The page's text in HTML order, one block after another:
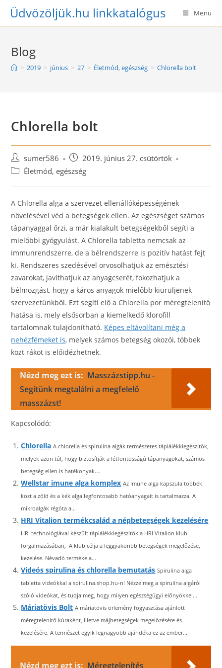
SkipÜdvözöljük.hu linkkatalógus Menu
Blog
> 2019 > június > 27 > Életmód, egészség > Chlorella bolt
Chlorella bolt
Post
author:
sumer586
Post
published:
2019. június 27. csütörtök
PostÉletmód, egészség
A Chlorella alga a szervezet ellenállóképességének
növelésével véd a betegségek ellen. Az egészséget számos
tápanyaggal őrzi, a már kialakult betegségekből segíti a
mielőbbi gyógyulást. A Chlorella tabletta nemcsak az
immunrendszerre, de a bélrendszerre is pozitív hatást fejt
ki. Rendszeres szedésével orvosolhatjuk az emésztési
zavarokat, javíthatjuk az anyagcserét, fokozhatjuk a
bélmozgást, hogy a káros anyagok mielőbb kiürüljenek
szervezetünkből. Ezt segíti elő a Chlorella por méregtelenítő
hatása is, mely elsősorban a kiemelkedő klorofill
tartalomnak tulajdonítható. Képes eltávolítani még a
nehézfémeket is, melyek számos betegség okozói, többek
közt rákot is előidézhetnek.
Nézd meg ezt is: Masszázstipp.hu -
Segítünk megtalálni a megfelelő
masszázst!
Kapcsolódó:
Chlorella A chlorella és spirulina algák természetes táplálékkiegészítők,
melyek azon túl, hogy biztosítják a létfontosságú tápanyagokat, számos
betegség ellen is hatékonyak....
Wellstar imune alga komplex Az Imune alga kapszula többek
közt a zöld és a kék alga legfontosabb hatóanyagait is tartalmazza. A
mikroalgák régóta a...
HRI Vitalion termékcsalád a népbetegségek kezelésére
HRI technológiával készült táplálékkiegészítők a HRI Vitalion klub
forgalmazásában, A klub célja a leggyakoribb betegségek megelőzése,
kezelése. Névadó terméke a...
Videós spirulina és chlorella bemutatás Spirulina alga
tabletta videókkal a spirulina.shop.hu-n! Nézze meg a spirulina algáról
szóló videókat, és tudja meg, hogy milyen egészségügyi előnyökkel...
Máriatövis Bolt A máriatövis örlemény fogyasztása ajánlott
méregtelenítő kúraként, illetve májbetegségek megelőzésére és
kezelésére. A természet egyik legnagyobb ajándéka ez az ember...
Nézd meg ezt is: Méregtelenítés